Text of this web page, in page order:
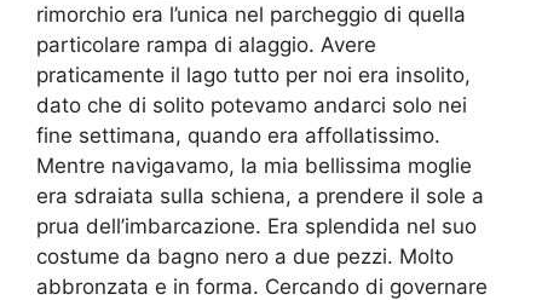
rimorchio era l’unica nel parcheggio di quella
particolare rampa di alaggio. Avere
praticamente il lago tutto per noi era insolito,
dato che di solito potevamo andarci solo nei
fine settimana, quando era affollatissimo.
Mentre navigavamo, la mia bellissima moglie
era sdraiata sulla schiena, a prendere il sole a
prua dell’imbarcazione. Era splendida nel suo
costume da bagno nero a due pezzi. Molto
abbronzata e in forma. Cercando di governare